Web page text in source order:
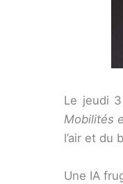
Le jeudi
Mobilités
l’air et du
Une IA